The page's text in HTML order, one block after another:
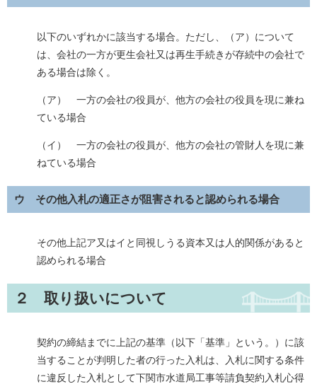
以下のいずれかに該当する場合。ただし、（ア）について
は、会社の一方が更生会社又は再生手続きが存続中の会社で
ある場合は除く。
（ア） 一方の会社の役員が、他方の会社の役員を現に兼ね
ている場合
（イ） 一方の会社の役員が、他方の会社の管財人を現に兼
ねている場合
ウ その他入札の適正さが阻害されると認められる場合
その他上記ア又はイと同視しうる資本又は人的関係があると
認められる場合
２ 取り扱いについて
契約の締結までに上記の基準（以下「基準」という。）に該
当することが判明した者の行った入札は、入札に関する条件
に違反した入札として下関市水道局工事等請負契約入札心得